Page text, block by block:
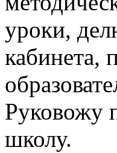
уроки,
кабинета,
Руковожу
школу.